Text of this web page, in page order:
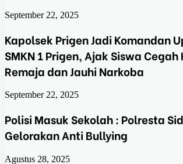
September 22, 2025
Kapolsek Prigen Jadi Komandan
SMKN 1 Prigen, Ajak Siswa
Remaja dan Jauhi Narkoba
September 22, 2025
Polisi Masuk Sekolah : Polresta
Gelorakan Anti Bullying
Agustus 28, 2025